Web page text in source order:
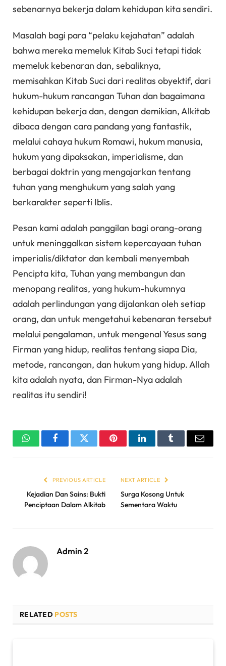
sebenarnya bekerja dalam kehidupan kita sendiri.
Masalah bagi para “pelaku kejahatan” adalah
bahwa mereka memeluk Kitab Suci tetapi tidak
memeluk kebenaran dan, sebaliknya,
memisahkan Kitab Suci dari realitas obyektif, dari
hukum-hukum rancangan Tuhan dan bagaimana
kehidupan bekerja dan, dengan demikian, Alkitab
dibaca dengan cara pandang yang fantastik,
melalui cahaya hukum Romawi, hukum manusia,
hukum yang dipaksakan, imperialisme, dan
berbagai doktrin yang mengajarkan tentang
tuhan yang menghukum yang salah yang
berkarakter seperti Iblis.
Pesan kami adalah panggilan bagi orang-orang
untuk meninggalkan sistem kepercayaan tuhan
imperialis/diktator dan kembali menyembah
Pencipta kita, Tuhan yang membangun dan
menopang realitas, yang hukum-hukumnya
adalah perlindungan yang dijalankan oleh setiap
orang, dan untuk mengetahui kebenaran tersebut
melalui pengalaman, untuk mengenal Yesus sang
Firman yang hidup, realitas tentang siapa Dia,
metode, rancangan, dan hukum yang hidup. Allah
kita adalah nyata, dan Firman-Nya adalah
realitas itu sendiri!
WhatsAppFacebookTwitter PinterestLinkedInTumblr Email
PREVIOUS ARTICLE
Kejadian Dan Sains: Bukti
Penciptaan Dalam Alkitab
NEXT ARTICLE
Surga Kosong Untuk
Sementara Waktu
Admin 2
RELATED POSTS